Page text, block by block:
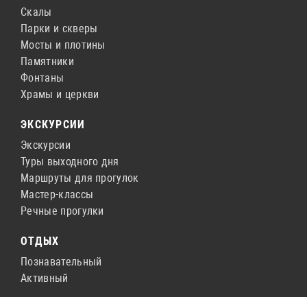
Скалы
Парки и скверы
Мосты и плотины
Памятники
Фонтаны
Храмы и церкви
ЭКСКУРСИИ
Экскурсии
Туры выходного дня
Маршруты для прогулок
Мастер-классы
Речные прогулки
ОТДЫХ
Познавательный
Активный